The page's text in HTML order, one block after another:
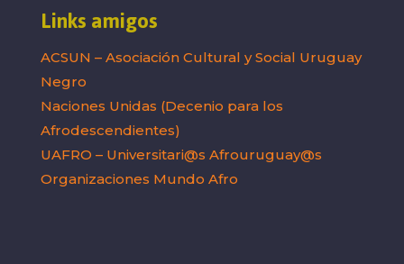
Links amigos
ACSUN – Asociación Cultural y Social Uruguay
Negro
Naciones Unidas (Decenio para los
Afrodescendientes)
UAFRO – Universitari@s Afrouruguay@s
Organizaciones Mundo Afro